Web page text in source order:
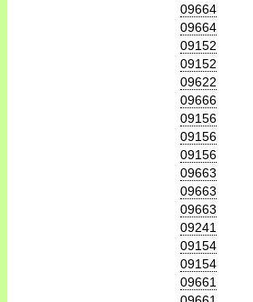
09664
09664
09152
09152
09622
09666
09156
09156
09156
09663
09663
09663
09241
09154
09154
09661